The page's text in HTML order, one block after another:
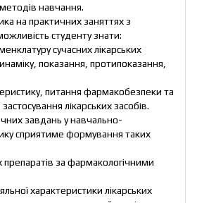
навчання.
на практичних заняттях з
студенту знати:
сучасних лікарських
показання, протипоказання,
питання фармакобезпеки та
лікарських засобів.
завдань у навчально-
сприятиме формування таких
препаратів за фармакологічними
характеристики лікарських